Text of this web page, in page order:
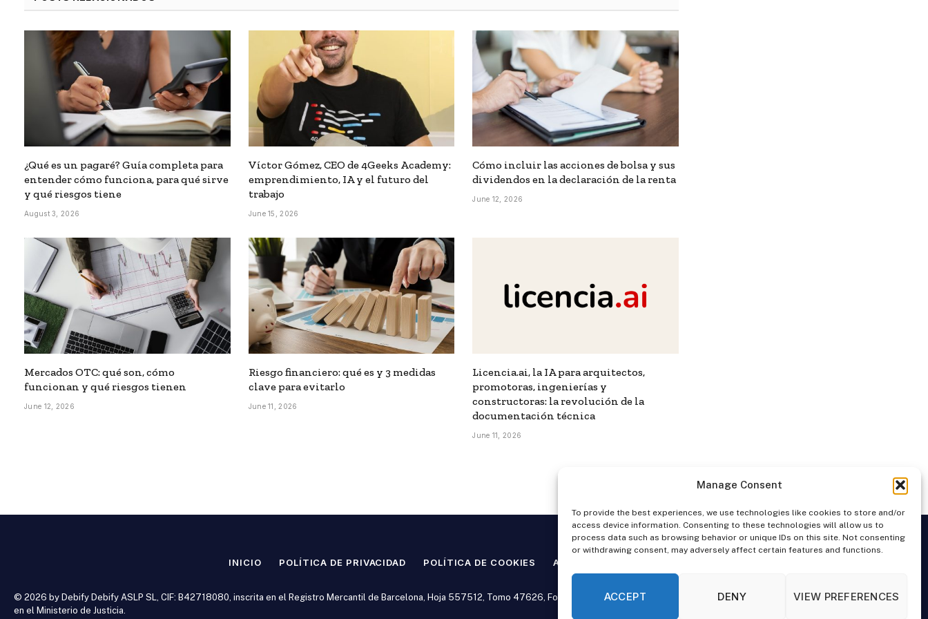
Manage Consent
To provide the best experiences, we use technologies like cookies to store and/or
access device information. Consenting to these technologies will allow us to
process data such as browsing behavior or unique IDs on this site. Not consenting
or withdrawing consent, may adversely affect certain features and functions.
ACCEPT DENY VIEW PREFERENCES
¿Qué es un pagaré? Guía completa para
entender cómo funciona, para qué sirve
y qué riesgos tiene
August 3, 2026
Víctor Gómez, CEO de 4Geeks Academy:
emprendimiento, IA y el futuro del
trabajo
June 15, 2026
Cómo incluir las acciones de bolsa y sus
dividendos en la declaración de la renta
June 12, 2026
Mercados OTC: qué son, cómo
funcionan y qué riesgos tienen
June 12, 2026
Riesgo financiero: qué es y 3 medidas
clave para evitarlo
June 11, 2026
Licencia.ai, la IA para arquitectos,
promotoras, ingenierías y
constructoras: la revolución de la
documentación técnica
June 11, 2026
INICIO POLÍTICA DE PRIVACIDAD POLÍTICA DE COOKIES AVISO LEGAL
© 2026 by Debify Debify ASLP SL, CIF: B42718080, inscrita en el Registro Mercantil de Barcelona, Hoja 557512, Tomo 47626, Folio 58, Inscripción 1.Carlos Guerrero Martin , Director Legal inscrito como Mediador
en el Ministerio de Justicia.